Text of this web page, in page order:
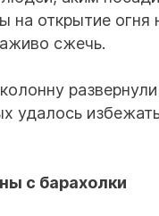
на открытие огня
сжечь.
удалось
с барахолки